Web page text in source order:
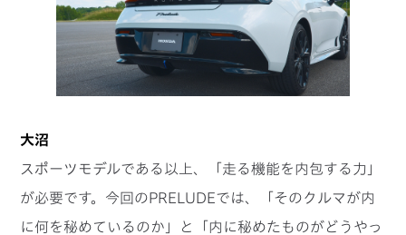
大沼
スポーツモデルである以上、「走る機能を内包する力」
が必要です。今回のPRELUDEでは、「そのクルマが内
に何を秘めているのか」と「内に秘めたものがどうやっ